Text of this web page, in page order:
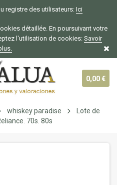
registre des utilisateurs: Ici
détaillée. En poursuivant votre
l'utilisation de cookies: Savoir
0,00 €
whiskey paradise
Lote de
70s. 80s